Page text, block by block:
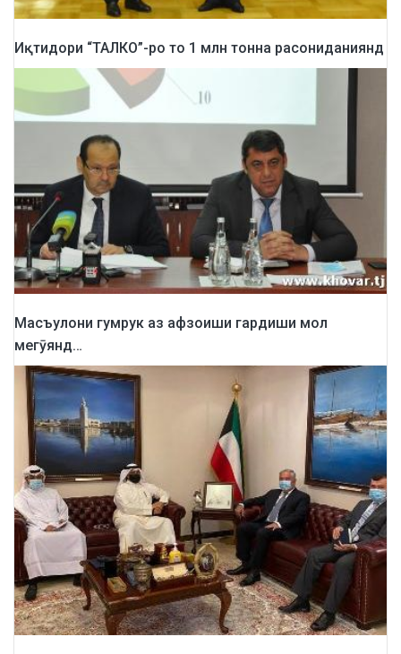
Иқтидори “ТАЛКО”-ро то 1 млн тонна расониданиянд
Масъулони гумрук аз афзоиши гардиши мол
мегӯянд…